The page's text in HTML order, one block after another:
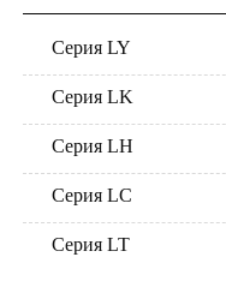
Серия LY
Серия LK
Серия LH
Серия LC
Серия LT